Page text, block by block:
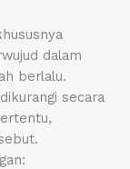
dalam
berlalu.
secara